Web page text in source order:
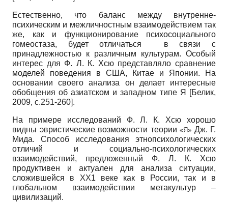
Естественно, что баланс между внутренне-
психическим и межличностным взаимодействием так
же, как и функционирование психосоциального
гомеостаза, будет отличаться в связи с
принадлежностью к различным культурам. Особый
интерес для Ф. Л. К. Хсю представляло сравнение
моделей поведения в США, Китае и Японии. На
основании своего анализа он делает интересные
обобщения об азиатском и западном типе Я
[Белик,
2009, с.251-260].
На примере исследований Ф. Л. К. Хсю хорошо
видны эвристические возможности теории «Я» Дж. Г.
Мида. Способ исследования этнопсихологических
отличий и социально-психологических
взаимодействий, предложенный Ф. Л. К. Хсю
продуктивен и актуален для анализа ситуации,
сложившейся в ХХ1 веке как в России, так и в
глобальном взаимодействии метакультур –
цивилизаций.